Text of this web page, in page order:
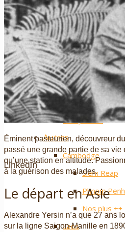
Google+
LinkedIn
Hô Chi Minh-Ville /
Le delta du
Mui Ne
L’île de Phu Quoc
L’archipel de Con
Cat Tien
Nos plus ++
Autres
Cambodge
Siem Reap
Phnom Penh
Nos plus ++
Laos
Éminent pasteurien, découvreur
passé une grande partie de sa
qu’une station en altitude.
à la guérison des malades.
Le départ en Asie
Alexandre Yersin n’a que 27 ans
sur la ligne Saigon-Manille en